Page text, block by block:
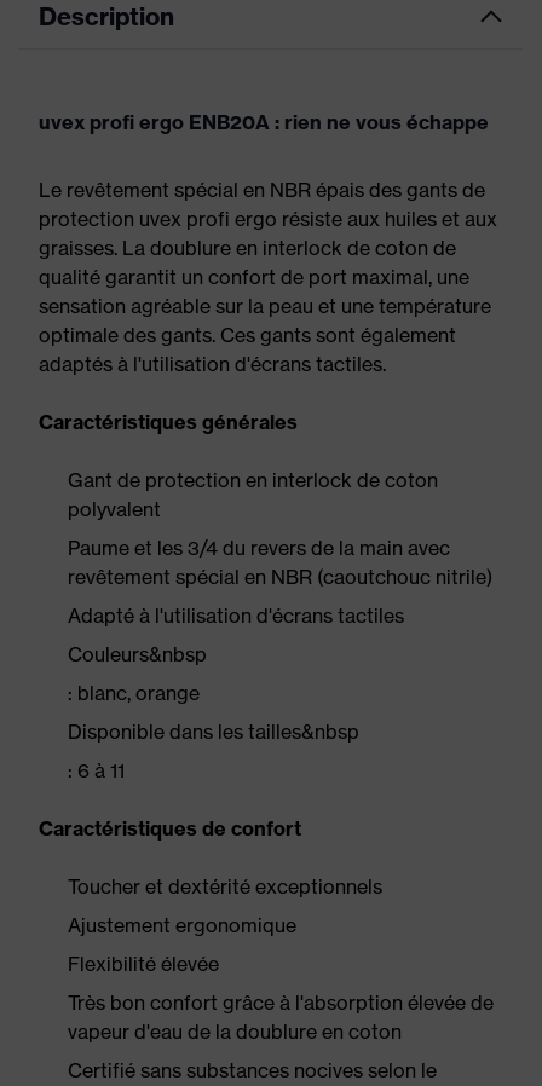
Description
uvex profi ergo ENB20A : rien ne vous échappe
Le revêtement spécial en NBR épais des gants de
protection uvex profi ergo résiste aux huiles et aux
graisses. La doublure en interlock de coton de
qualité garantit un confort de port maximal, une
sensation agréable sur la peau et une température
optimale des gants. Ces gants sont également
adaptés à l'utilisation d'écrans tactiles.
Caractéristiques générales
Gant de protection en interlock de coton
polyvalent
Paume et les 3/4 du revers de la main avec
revêtement spécial en NBR (caoutchouc nitrile)
Adapté à l'utilisation d'écrans tactiles
Couleurs&nbsp
: blanc, orange
Disponible dans les tailles&nbsp
: 6 à 11
Caractéristiques de confort
Toucher et dextérité exceptionnels
Ajustement ergonomique
Flexibilité élevée
Très bon confort grâce à l'absorption élevée de
vapeur d'eau de la doublure en coton
Certifié sans substances nocives selon le